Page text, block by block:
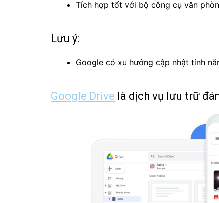
Tích hợp tốt với bộ công cụ văn
Lưu ý:
Google có xu hướng cập nhật tính
Google Drive là dịch vụ lưu trữ